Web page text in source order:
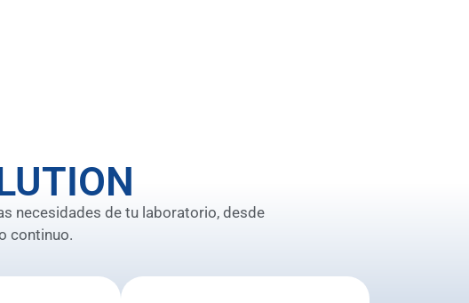
necesidades de tu laboratorio, desde
continuo.